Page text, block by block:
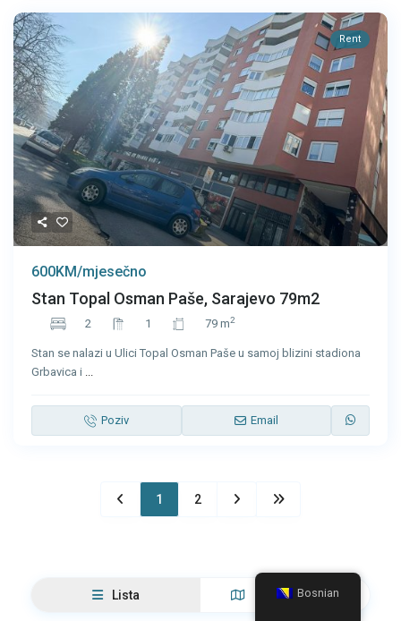
Rent
600KM/mjesečno
Stan Topal Osman Paše, Sarajevo 79m2
2 1 79 m2
Stan se nalazi u Ulici Topal Osman Paše u samoj blizini stadiona
Grbavica i ...
Poziv Email
1 2
Lista Pregled mape
Bosnian